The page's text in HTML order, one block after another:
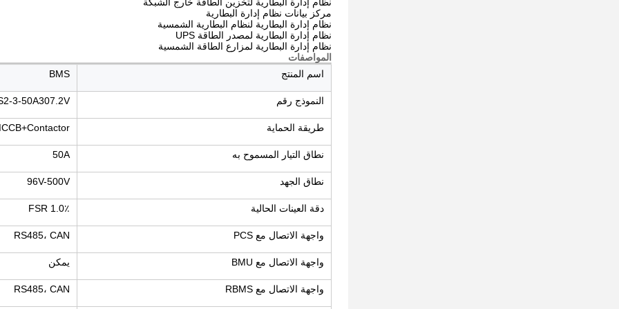
مركز بيانات نظام إدارة البطارية
نظام إدارة البطارية لنظام البطارية الشمسية
نظام إدارة البطارية لمصدر الطاقة UPS
نظام إدارة البطارية لمزارع الطاقة الشمسية
المواصفات
اسم المنتج
BMS
النموذج رقم 3-50A307.2V
طريقة الحماية
نطاق التيار المسموح به 50A
نطاق الجهد 96V-500V
دقة العينات الحالية 1.0٪ FSR
واجهة الاتصال مع PCS RS485، CAN
واجهة الاتصال مع BMU يمكن
واجهة الاتصال مع RBMS RS485، CAN